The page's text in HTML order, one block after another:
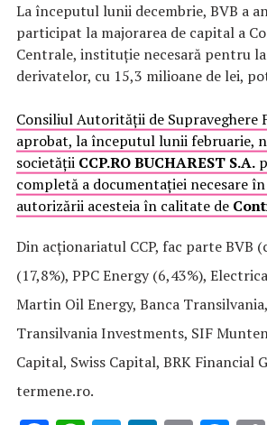
La începutul lunii decembrie, BVB a
participat la majorarea de capital a
Centrale, instituție necesară pentru
derivatelor, cu 15,3 milioane de lei,
Consiliul Autorității de Supraveghere
aprobat, la începutul lunii februarie,
societății CCP.RO BUCHAREST S.A.
completă a documentației necesare
autorizării acesteia în calitate de
Din acționariatul CCP, fac parte BVB
(17,8%), PPC Energy (6,43%),
Martin Oil Energy, Banca
Transilvania Investments, SIF
Capital, Swiss Capital, BRK Financial
termene.ro.